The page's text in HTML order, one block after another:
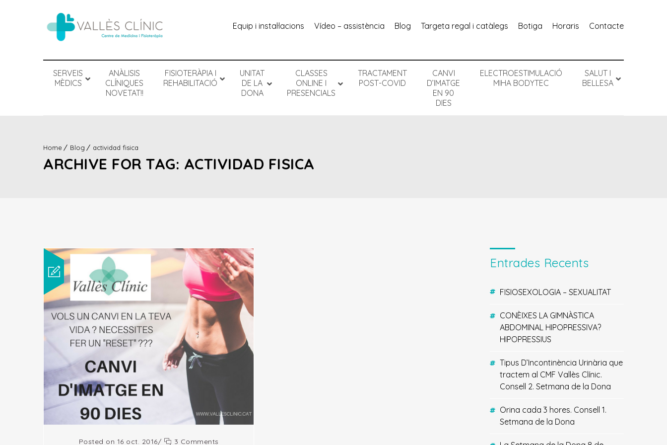
equip i instal·lacions vídeo – assistència blog targeta regal i catàlegs botiga horaris contacte
SERVEIS
MÈDICS
ANÀLISIS
CLÍNIQUES
NOVETAT!!
FISIOTERÀPIA I
REHABILITACIÓ
UNITAT
DE LA
DONA
CLASSES
ONLINE I
PRESENCIALS
TRACTAMENT
POST-COVID
CANVI
D’IMATGE
EN 90
DIES
ELECTROESTIMULACIÓ
MIHA BODYTEC
SALUT I
BELLESA
Home Blog actividad fisica
ARCHIVE FOR TAG: ACTIVIDAD FISICA
Posted on 16 oct. 2016/
3 Comments
Entrades Recents
FISIOSEXOLOGIA – SEXUALITAT
CONÈIXES LA GIMNÀSTICA
ABDOMINAL HIPOPRESSIVA?
HIPOPRESSIUS
Tipus D’Incontinència Urinària que
tractem al CMF Vallès Clínic.
Consell 2. Setmana de la Dona
Orina cada 3 hores. Consell 1.
Setmana de la Dona